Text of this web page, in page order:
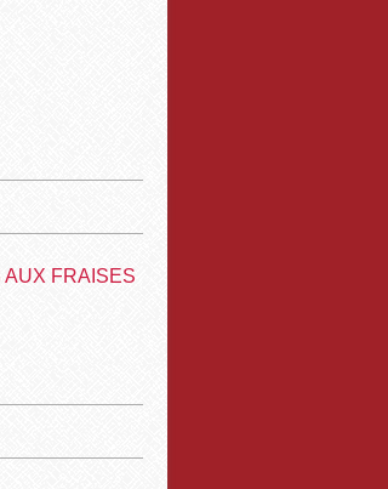
AUX FRAISES